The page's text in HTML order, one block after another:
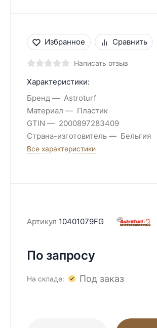
Избранное Сравнить
Написать отзыв
Характеристики:
Бренд
Astroturf
Материал
Пластик
GTIN
2000897283409
Страна-изготовитель
Бельгия
Все характеристики
Артикул 10401079FG
По запросу
На складе: Под заказ